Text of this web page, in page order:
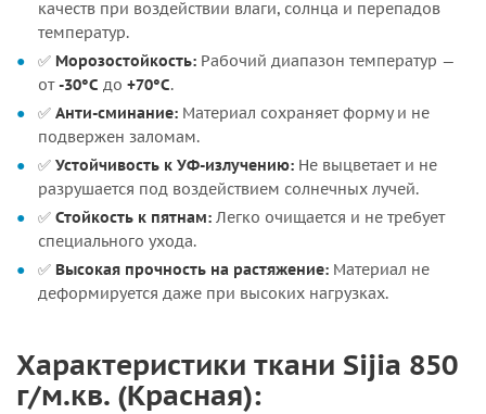
качеств при воздействии влаги, солнца и перепадов
температур.
✅ Морозостойкость: Рабочий диапазон температур —
от-30°C до +70°C.
✅ Анти-сминание: Материал сохраняет форму и не
подвержен заломам.
✅ Устойчивость к УФ-излучению: Не выцветает и не
разрушается под воздействием солнечных лучей.
✅ Стойкость к пятнам: Легко очищается и не требует
специального ухода.
✅ Высокая прочность на растяжение: Материал не
деформируется даже при высоких нагрузках.
Характеристики ткани Sijia 850
г/м.кв. (Красная):